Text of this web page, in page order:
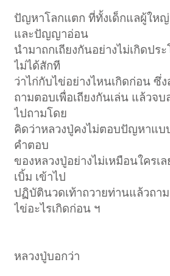
ปัญหาโลกแตก ที่ทั้งเด็กแลผู้ให
และปัญญาอ่อน
นำมาถกเถียงกันอย่างไม่เกิดปร
ไม่ได้สักที
ว่าไก่กับไข่อย่างไหนเกิดก่อน ซึ่
ถามตอบเพื่อเถียงกันเล่น แล้วจ
ไปถามโดย
คิดว่าหลวงปู่คงไม่ตอบปัญหาแบ
คำตอบ
ของหลวงปู่อย่างไม่เหมือนใครเ
เบิ้ม เข้าไป
ปฏิบัตินวดเท้าถวายท่านแล้วถา
ไข่อะไรเกิดก่อน ฯ
หลวงปู่บอกว่า